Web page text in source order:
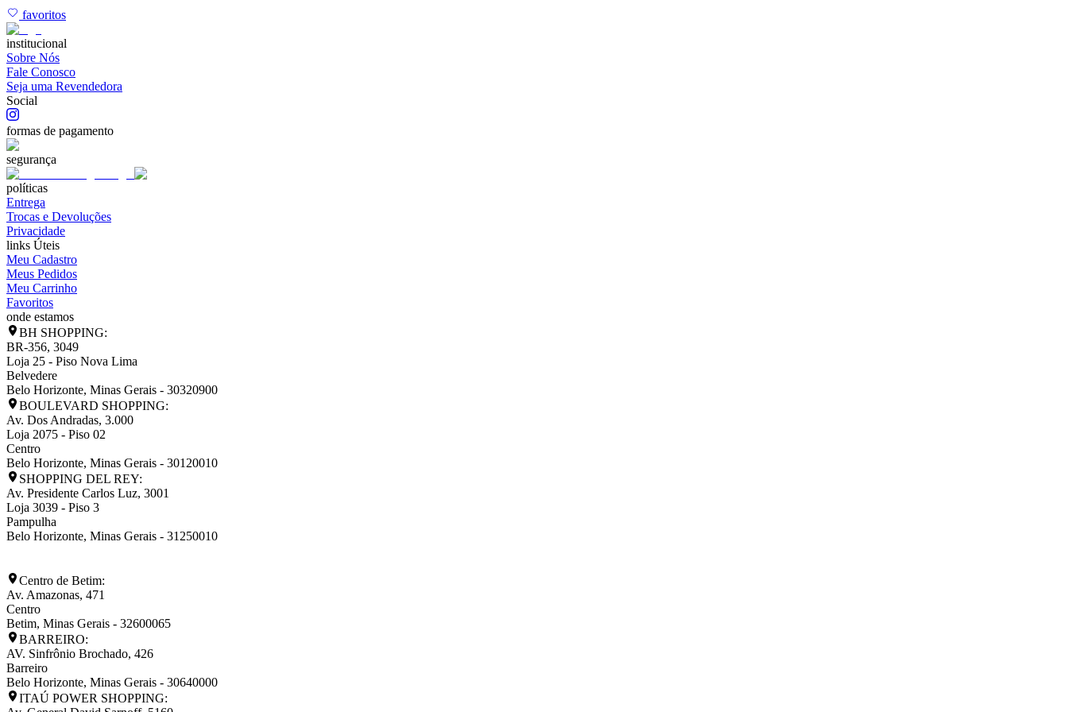
favoritos
institucional
Sobre Nós
Fale Conosco
Seja uma Revendedora
Social
formas de pagamento
segurança
políticas
Entrega
Trocas e Devoluções
Privacidade
links Úteis
Meu Cadastro
Meus Pedidos
Meu Carrinho
Favoritos
onde estamos
BH SHOPPING:
BR-356, 3049
Loja 25 - Piso Nova Lima
Belvedere
Belo Horizonte, Minas Gerais - 30320900
BOULEVARD SHOPPING:
Av. Dos Andradas, 3.000
Loja 2075 - Piso 02
Centro
Belo Horizonte, Minas Gerais - 30120010
SHOPPING DEL REY:
Av. Presidente Carlos Luz, 3001
Loja 3039 - Piso 3
Pampulha
Belo Horizonte, Minas Gerais - 31250010
Centro de Betim:
Av. Amazonas, 471
Centro
Betim, Minas Gerais - 32600065
BARREIRO:
AV. Sinfrônio Brochado, 426
Barreiro
Belo Horizonte, Minas Gerais - 30640000
ITAÚ POWER SHOPPING: